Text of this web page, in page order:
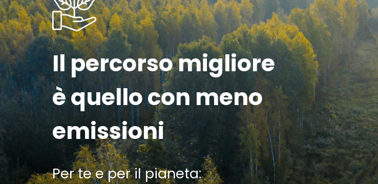
Il percorso migliore
è quello con meno
emissioni
Per te e per il pianeta: